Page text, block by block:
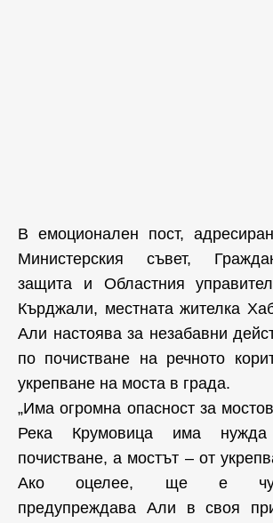
В емоционален пост,
Министерския съвет,
защита и Областния
Кърджали, местната жителка
Али настоява за незабавни
по почистване на речното
укрепване на моста в града.
„Има огромна опасност за
Река Крумовица има
почистване, а мостът – от
Ако оцелее, ще е
предупреждава Али в своя